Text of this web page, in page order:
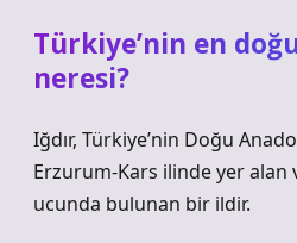
Türkiye’nin en
neresi?
Iğdır, Türkiye’nin Doğu
Erzurum-Kars ilinde yer alan
ucunda bulunan bir ildir.